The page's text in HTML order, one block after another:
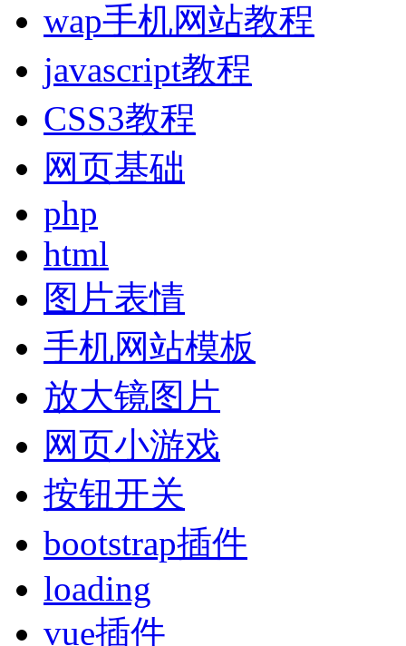
wap手机网站教程
javascript教程
CSS3教程
网页基础
php
html
图片表情
手机网站模板
放大镜图片
网页小游戏
按钮开关
bootstrap插件
loading
vue插件